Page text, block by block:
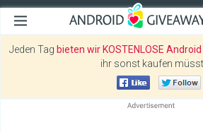
Jeden Tag bieten wir KOSTENLOSE
ihr sonst kaufen